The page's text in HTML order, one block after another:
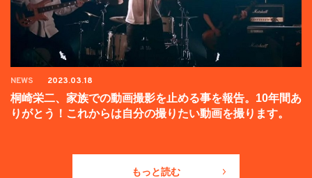
NEWS 2023.03.18
桐崎栄二、家族での動画撮影を止める事を報告。10年間あ
りがとう！これからは自分の撮りたい動画を撮ります。
もっと読む